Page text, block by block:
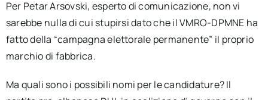
Per Petar Arsovski, esperto di comunicazione, non vi
sarebbe nulla di cui stupirsi dato che il VMRO-DPMNE ha
fatto della “campagna elettorale permanente” il proprio
marchio di fabbrica.
Ma quali sono i possibili nomi per le candidature? Il